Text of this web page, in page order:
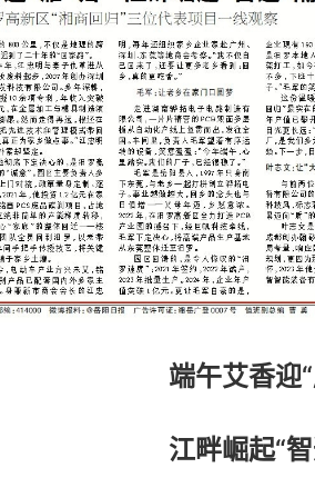
端午艾香迎
江畔崛起“